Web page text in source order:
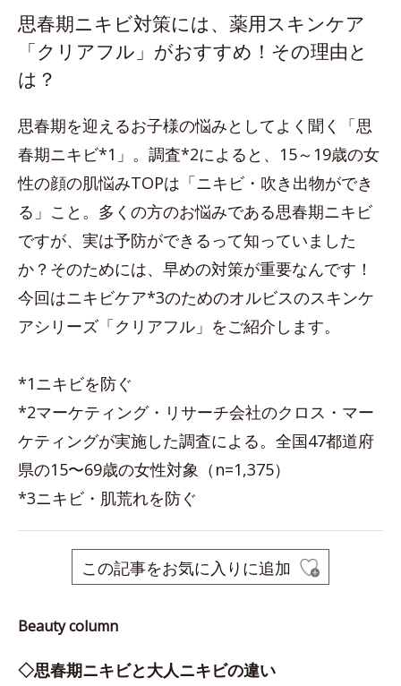
思春期ニキビ対策には、薬用スキンケア
「クリアフル」がおすすめ！その理由と
は？
思春期を迎えるお子様の悩みとしてよく聞く「思
春期ニキビ*1」。調査*2によると、15～19歳の女
性の顔の肌悩みTOPは「ニキビ・吹き出物ができ
る」こと。多くの方のお悩みである思春期ニキビ
ですが、実は予防ができるって知っていました
か？そのためには、早めの対策が重要なんです！
今回はニキビケア*3のためのオルビスのスキンケ
アシリーズ「クリアフル」をご紹介します。
*1ニキビを防ぐ
*2マーケティング・リサーチ会社のクロス・マー
ケティングが実施した調査による。全国47都道府
県の15〜69歳の女性対象（n=1,375）
*3ニキビ・肌荒れを防ぐ
この記事をお気に入りに追加
Beauty column
◇思春期ニキビと大人ニキビの違い